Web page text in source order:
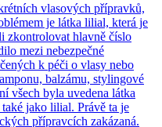
vlasových přípravků,
je látka lilial, která je
zkontrolovat hlavně číslo
mezi nebezpečné
k péči o vlasy nebo
balzámu, stylingové
všech byla uvedena látka
jako lilial. Právě ta je
přípravcích zakázaná.